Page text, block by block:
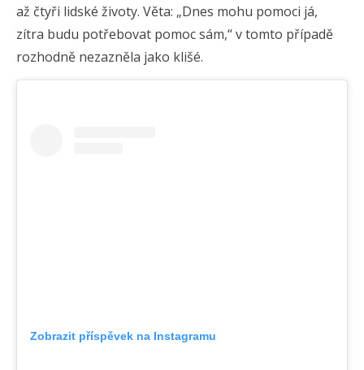
až čtyři lidské životy. Věta: „Dnes mohu pomoci já,
zítra budu potřebovat pomoc sám,“ v tomto případě
rozhodně nezazněla jako klišé.
Zobrazit příspěvek na Instagramu